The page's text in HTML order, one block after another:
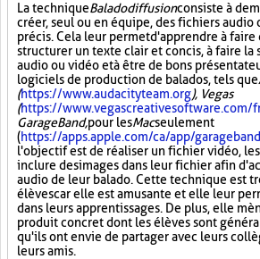
La techniqueBaladodiffusionconsiste à
créer, seul ou en équipe, des fichiers audio
précis. Cela leur permet d'apprendre à faire
structurer un texte clair et concis, à faire la
audio ou vidéo et à être de bons
logiciels de production de balados, tels que
(https://www.audacityteam.org), Vegas
(https://www.vegascreativesoftware.com/
GarageBand,pour lesMacseulement
(https://apps.apple.com/ca/app/
l'objectif est de réaliser un fichier vidéo,
inclure des images dans leur fichier afin
audio de leur balado. Cette technique est
élèves car elle est amusante et elle leur
dans leurs apprentissages. De plus, elle
produit concret dont les élèves sont
qu'ils ont envie de partager avec leurs
leurs amis.